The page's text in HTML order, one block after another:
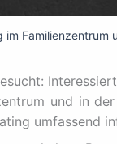
Familienzentrum
und in
umfassend